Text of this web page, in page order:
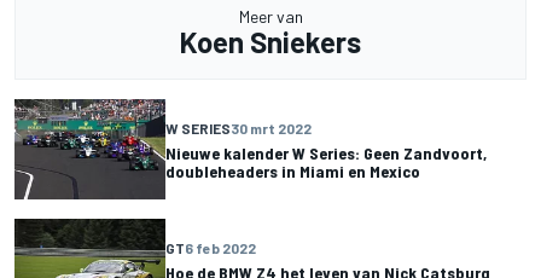
Meer van
Koen Sniekers
W SERIES30 mrt 2022
Nieuwe kalender W Series: Geen Zandvoort,
doubleheaders in Miami en Mexico
GT6 feb 2022
Hoe de BMW Z4 het leven van Nick Catsburg